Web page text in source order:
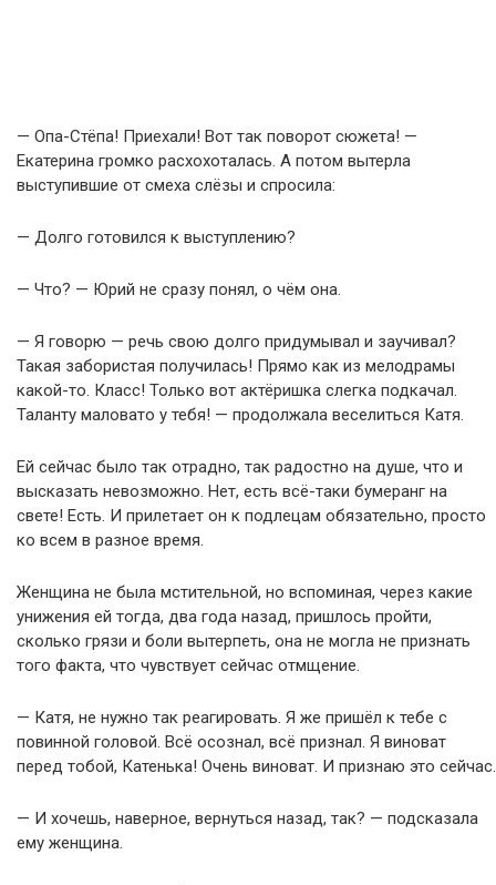
— Опа-Стёпа! Приехали! Вот так поворот сюжета! —
Екатерина громко расхохоталась. А потом вытерла
выступившие от смеха слёзы и спросила:
— Долго готовился к выступлению?
— Что? — Юрий не сразу понял, о чём она.
— Я говорю — речь свою долго придумывал и заучивал?
Такая забористая получилась! Прямо как из мелодрамы
какой-то. Класс! Только вот актёришка слегка подкачал.
Таланту маловато у тебя! — продолжала веселиться Катя.
Ей сейчас было так отрадно, так радостно на душе, что и
высказать невозможно. Нет, есть всё-таки бумеранг на
свете! Есть. И прилетает он к подлецам обязательно, просто
ко всем в разное время.
Женщина не была мстительной, но вспоминая, через какие
унижения ей тогда, два года назад, пришлось пройти,
сколько грязи и боли вытерпеть, она не могла не признать
того факта, что чувствует сейчас отмщение.
— Катя, не нужно так реагировать. Я же пришёл к тебе с
повинной головой. Всё осознал, всё признал. Я виноват
перед тобой, Катенька! Очень виноват. И признаю это сейчас.
— И хочешь, наверное, вернуться назад, так? — подсказала
ему женщина.